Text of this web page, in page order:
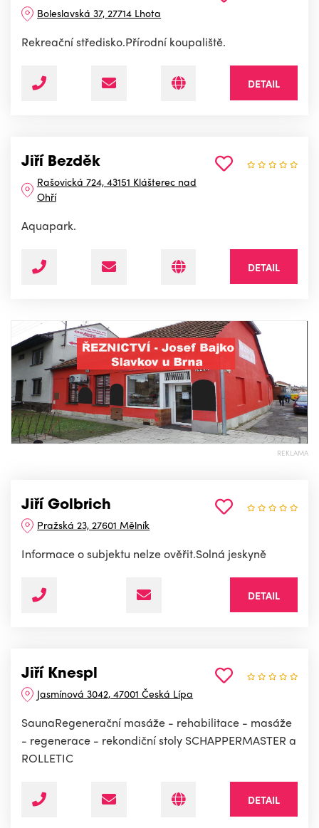
Boleslavská 37, 27714 Lhota
Rekreační středisko.Přírodní koupaliště.
DETAIL
Jiří Bezděk
Rašovická 724, 43151 Klášterec nad
Ohří
Aquapark.
DETAIL
REKLAMA
Jiří Golbrich
Pražská 23, 27601 Mělník
Informace o subjektu nelze ověřit.Solná jeskyně
DETAIL
Jiří Knespl
Jasmínová 3042, 47001 Česká Lípa
SaunaRegenerační masáže - rehabilitace - masáže
- regenerace - rekondiční stoly SCHAPPERMASTER a
ROLLETIC
DETAIL